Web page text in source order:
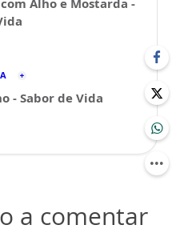
Alho e Mostarda -
- Sabor de Vida
a comentar